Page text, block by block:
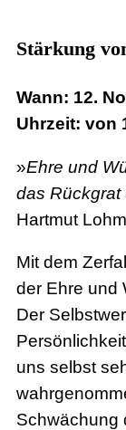
Stärkung
Wann: 12.
Uhrzeit: von
»Ehre und
das Rückgrat
Hartmut
Mit dem
der Ehre und
Der
uns selbst
Schwächung